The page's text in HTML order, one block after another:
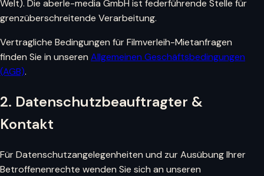
Welt). Die aberle-media GmbH ist federführende Stelle für
grenzüberschreitende Verarbeitung.
Vertragliche Bedingungen für Filmverleih-Mietanfragen
finden Sie in unseren Allgemeinen Geschäftsbedingungen
(AGB).
2. Datenschutzbeauftragter &
Kontakt
Für Datenschutzangelegenheiten und zur Ausübung Ihrer
Betroffenenrechte wenden Sie sich an unseren